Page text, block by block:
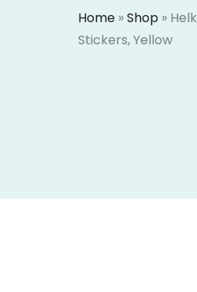
Home »Shop »
Stickers, Yellow